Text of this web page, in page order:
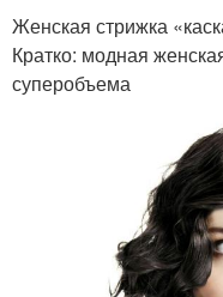
Женская стрижка
Кратко: модная
суперобъема